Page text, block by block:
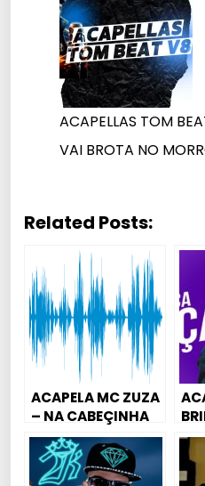
ACAPELLAS TOM
VAI BROTA NO
Related Posts:
ACAPELA MC ZUZA
– NA CABEÇINHA
VERMELHA (FODA)